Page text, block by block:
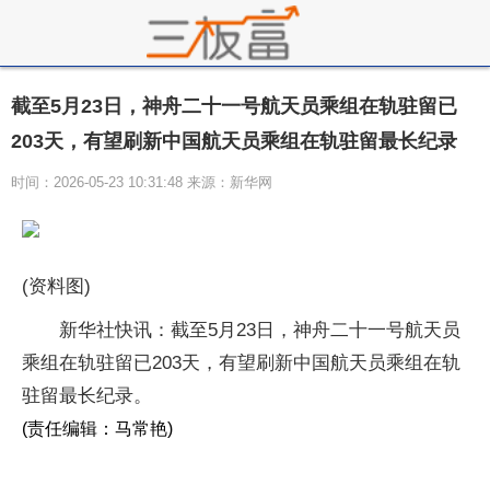
截至5月23日，神舟二十一号航天员乘组在轨驻留已
203天，有望刷新中国航天员乘组在轨驻留最长纪录
时间：2026-05-23 10:31:48 来源：新华网
(资料图)
新华社快讯：截至5月23日，神舟二十一号航天员
乘组在轨驻留已203天，有望刷新中国航天员乘组在轨
驻留最长纪录。
(责任编辑：马常艳)